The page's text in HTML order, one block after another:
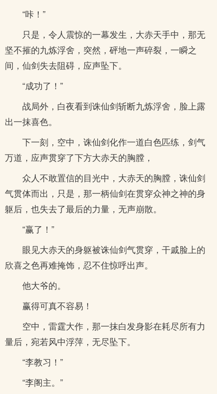
“咔！”
只是，令人震惊的一幕发生，大赤天手中，那无
坚不摧的九炼浮舍，突然，砰地一声碎裂，一瞬之
间，仙剑失去阻碍，应声坠下。
“成功了！”
战局外，白夜看到诛仙剑斩断九炼浮舍，脸上露
出一抹喜色。
下一刻，空中，诛仙剑化作一道白色匹练，剑气
万道，应声贯穿了下方大赤天的胸膛，
众人不敢置信的目光中，大赤天的胸膛，诛仙剑
气贯体而出，只是，那一柄仙剑在贯穿众神之神的身
躯后，也失去了最后的力量，无声崩散。
“赢了！”
眼见大赤天的身躯被诛仙剑气贯穿，干戚脸上的
欣喜之色再难掩饰，忍不住惊呼出声。
他大爷的。
赢得可真不容易！
空中，雷霆大作，那一抹白发身影在耗尽所有力
量后，宛若风中浮萍，无尽坠下。
“李教习！”
“李阁主。”